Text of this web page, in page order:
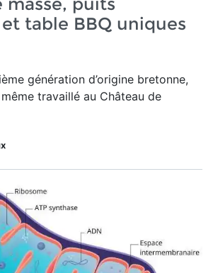
table BBQ uniques
génération d’origine bretonne,
travaillé au Château de